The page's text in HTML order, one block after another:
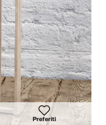
Preferiti